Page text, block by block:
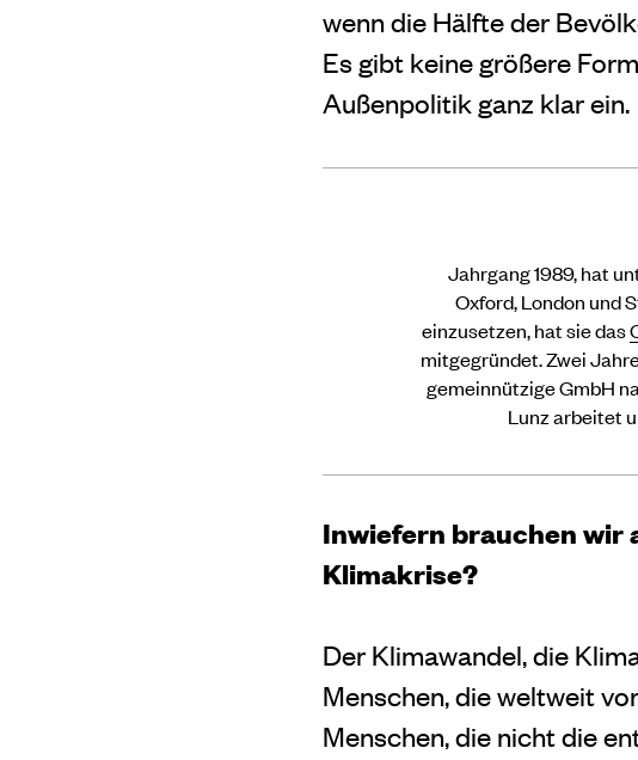
wenn die Hälfte der
Es gibt keine größere
Außenpolitik ganz klar ein.
Jahrgang 1989, hat
Oxford, London und
einzusetzen, hat sie das
mitgegründet. Zwei
gemeinnützige GmbH
Lunz arbeitet
Inwiefern brauchen wir
Klimakrise?
Der Klimawandel, die
Menschen, die weltweit
Menschen, die nicht die